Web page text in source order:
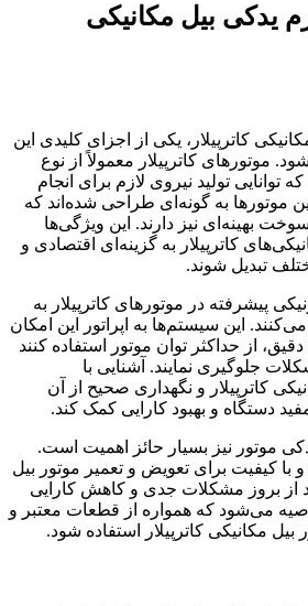
مکانیکی
یکی از اجزای کلیدی این
معمولاً از نوع
نیروی لازم برای انجام
به گونه‌ای طراحی شده‌اند که
نیز دارند. این ویژگی‌ها
به گزینه‌ای اقتصادی و
شوند.
در موتورهای کاترپیلار به
به اپراتور این امکان
توان موتور استفاده کنند
نمایند. آشنایی با
و نگهداری صحیح از آن
بهبود کارایی کمک کند.
بسیار حائز اهمیت است.
تعویض و تعمیر موتور بیل
مشکلات جدی و کاهش کارایی
که همواره از قطعات معتبر و
کاترپیلار استفاده شود.